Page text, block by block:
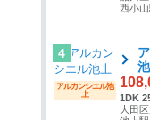
西小
4
アルカンシエル池
上
1DK
大田